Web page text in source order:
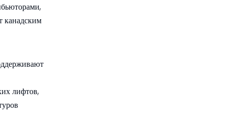
канадским
лифтов,